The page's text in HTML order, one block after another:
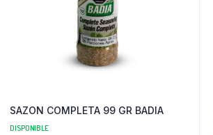
SAZON COMPLETA 99 GR BADIA
DISPONIBLE